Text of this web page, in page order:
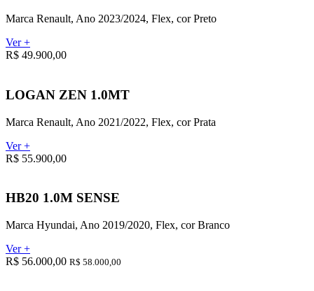
Marca Renault, Ano 2023/2024, Flex, cor Preto
Ver +
R$ 49.900,00
LOGAN ZEN 1.0MT
Marca Renault, Ano 2021/2022, Flex, cor Prata
Ver +
R$ 55.900,00
HB20 1.0M SENSE
Marca Hyundai, Ano 2019/2020, Flex, cor Branco
Ver +
R$ 56.000,00 R$ 58.000,00